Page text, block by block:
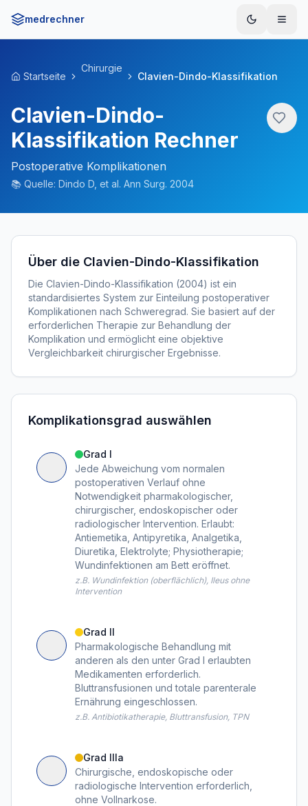
medrechner
Startseite
Chirurgie
Clavien-Dindo-Klassifikation
Clavien-Dindo-
Klassifikation Rechner
Postoperative Komplikationen
📚 Quelle: Dindo D, et al. Ann Surg. 2004
Über die Clavien-Dindo-Klassifikation
Die Clavien-Dindo-Klassifikation (2004) ist ein
standardisiertes System zur Einteilung postoperativer
Komplikationen nach Schweregrad. Sie basiert auf der
erforderlichen Therapie zur Behandlung der
Komplikation und ermöglicht eine objektive
Vergleichbarkeit chirurgischer Ergebnisse.
Komplikationsgrad auswählen
Grad I
Jede Abweichung vom normalen
postoperativen Verlauf ohne
Notwendigkeit pharmakologischer,
chirurgischer, endoskopischer oder
radiologischer Intervention. Erlaubt:
Antiemetika, Antipyretika, Analgetika,
Diuretika, Elektrolyte; Physiotherapie;
Wundinfektionen am Bett eröffnet.
z.B. Wundinfektion (oberflächlich), Ileus ohne
Intervention
Grad II
Pharmakologische Behandlung mit
anderen als den unter Grad I erlaubten
Medikamenten erforderlich.
Bluttransfusionen und totale parenterale
Ernährung eingeschlossen.
z.B. Antibiotikatherapie, Bluttransfusion, TPN
Grad IIIa
Chirurgische, endoskopische oder
radiologische Intervention erforderlich,
ohne Vollnarkose.